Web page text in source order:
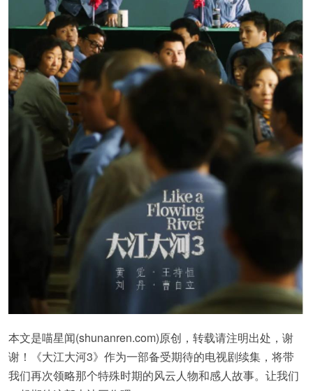
本文是喵星闻(shunanren.com)原创，转载请注明出处，谢
谢！《大江大河3》作为一部备受期待的电视剧续集，将带
我们再次领略那个特殊时期的风云人物和感人故事。让我们